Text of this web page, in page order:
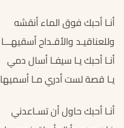
أنـا أحبك فوق الماء أنقشه
وللعناقيـد والأقـداح أسقيهـــا
أنـا أحبك يـا سيفـا أسال دمي
يـا قصة لست أدري مـا أسميها
أنـا أحبك حاول أن تسـاعدني